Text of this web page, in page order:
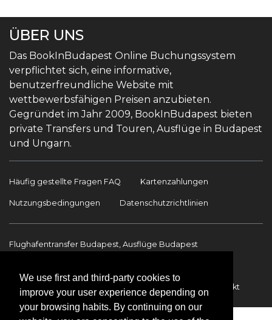
We use first and third-party cookies to
improve your user experience depending on
your browsing habits. By continuing on our
ÜBER UNS
Das BookInBudapest Online Buchungssystem
verpflichtet sich, eine informative,
benutzerfreundliche Website mit
wettbewerbsfähigen Preisen anzubieten.
Gegründet im Jahr 2009, BookInBudapest bieten
private Transfers und Touren, Ausflüge in Budapest
und Ungarn.
Häufig gestellte Fragen FAQ Kartenzahlungen
Nutzungsbedingungen Datenschutzrichtlinien
Flughafentransfer Budapest, Ausflüge Budapest
Flughafentransfer Internationale Transfers Kontakt